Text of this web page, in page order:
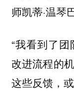
师凯蒂·温琴
“我看到了
改进流程的
这些反馈，